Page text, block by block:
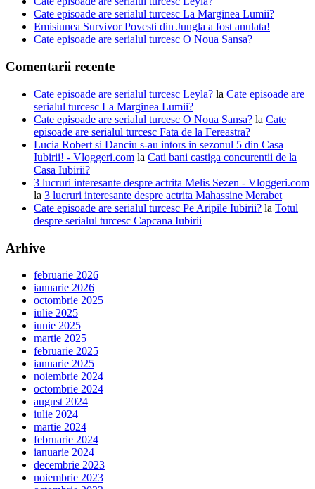
Cate episoade are serialul turcesc La Marginea Lumii?
Emisiunea Survivor Povesti din Jungla a fost anulata!
Cate episoade are serialul turcesc O Noua Sansa?
Comentarii recente
Cate episoade are serialul turcesc Leyla? la Cate episoade are
serialul turcesc La Marginea Lumii?
Cate episoade are serialul turcesc O Noua Sansa? la Cate
episoade are serialul turcesc Fata de la Fereastra?
Lucia Robert si Danciu s-au intors in sezonul 5 din Casa
Iubirii! - Vloggeri.com la Cati bani castiga concurentii de la
Casa Iubirii?
3 lucruri interesante despre actrita Melis Sezen - Vloggeri.com
la 3 lucruri interesante despre actrita Mahassine Merabet
Cate episoade are serialul turcesc Pe Aripile Iubirii? la Totul
despre serialul turcesc Capcana Iubirii
Arhive
februarie 2026
ianuarie 2026
octombrie 2025
iulie 2025
iunie 2025
martie 2025
februarie 2025
ianuarie 2025
noiembrie 2024
octombrie 2024
august 2024
iulie 2024
martie 2024
februarie 2024
ianuarie 2024
decembrie 2023
noiembrie 2023